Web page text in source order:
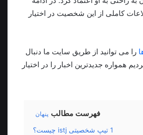
کاملی از این شخصیت در اختیار
را می توانید از طریق سایت ما دنبال
همواره جدیدترین اخبار را در اختیار
فهرست مطالب پنهان
1 تیپ شخصیتی istj چیست؟